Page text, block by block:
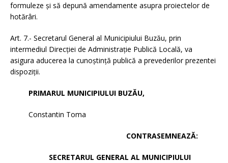
formuleze și să depună amendamente asupra proiectelor de
hotărâri.
Art. 7.- Secretarul General al Municipiului Buzău, prin
intermediul Direcției de Administrație Publică Locală, va
asigura aducerea la cunoştinţă publică a prevederilor prezentei
dispoziţii.
PRIMARUL MUNICIPIULUI BUZĂU,
Constantin Toma
CONTRASEMNEAZĂ:
SECRETARUL GENERAL AL MUNICIPIULUI